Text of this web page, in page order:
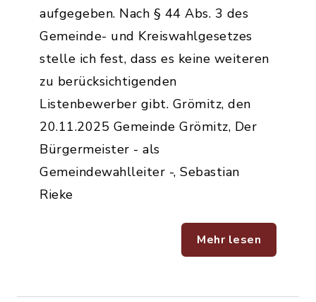
aufgegeben. Nach § 44 Abs. 3 des
Gemeinde- und Kreiswahlgesetzes
stelle ich fest, dass es keine weiteren
zu berücksichtigenden
Listenbewerber gibt. Grömitz, den
20.11.2025 Gemeinde Grömitz, Der
Bürgermeister - als
Gemeindewahlleiter -, Sebastian
Rieke
Mehr lesen